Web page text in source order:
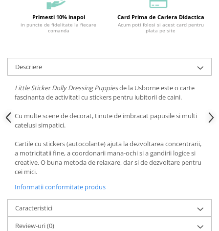
Primesti 10% inapoi
in puncte de fidelitate la fiecare
comanda
Card Prima de Cariera Didactica
Acum poti folosi si acest card pentru
plata pe site
Descriere
Little Sticker Dolly Dressing Puppiesde la Usborne este o carte
fascinanta de activitati cu stickers pentru iubitorii de caini.
Cu multe scene de decorat, tinute de imbracat papusile si multi
catelusi simpatici.
Cartile cu stickers (autocolante) ajuta la dezvoltarea concentrarii,
a motricitatii fine, a coordonarii mana-ochi si a gandirii logice si
creative. O buna metoda de relaxare, dar si de dezvoltare pentru
cei mici.
Informatii conformitate produs
Caracteristici
Review-uri(0)